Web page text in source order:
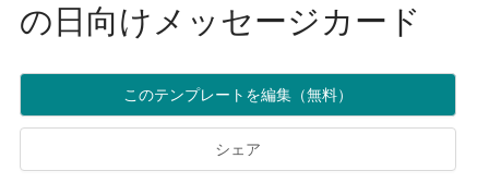
の日向けメッセージカード
このテンプレートを編集（無料）
シェア